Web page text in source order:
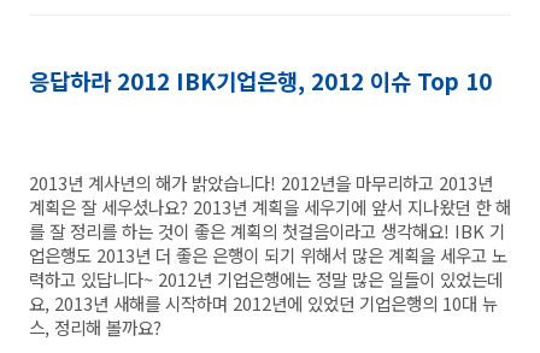
응답하라 2012 IBK기업은행, 2012 이슈 Top 10
2013년 계사년의 해가 밝았습니다! 2012년을 마무리하고 2013년
계획은 잘 세우셨나요? 2013년 계획을 세우기에 앞서 지나왔던 한 해
를 잘 정리를 하는 것이 좋은 계획의 첫걸음이라고 생각해요! IBK 기
업은행도 2013년 더 좋은 은행이 되기 위해서 많은 계획을 세우고 노
력하고 있답니다~ 2012년 기업은행에는 정말 많은 일들이 있었는데
요, 2013년 새해를 시작하며 2012년에 있었던 기업은행의 10대 뉴
스, 정리해 볼까요?